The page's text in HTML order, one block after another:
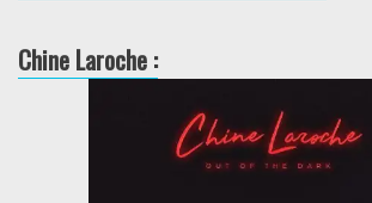
Chine Laroche :